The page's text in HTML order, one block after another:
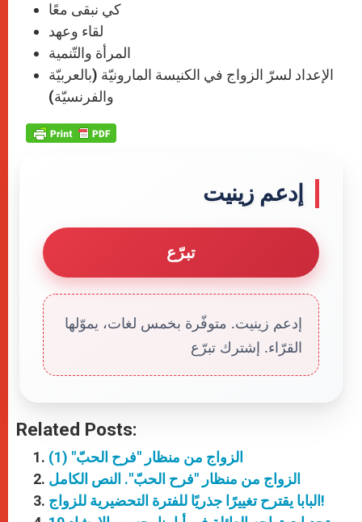
كي نبقى معًا
لقاء وعهد
المرأة والتّنمية
الإعداد لسرّ الزواج في الكنيسة المارونيّة (بالعربيّة
والفرنسيّة)
إدعم زينيت
تبرّع
إدعم زينيت. متوفّرة بخمس لغات، يموّلها
القرّاء. إشترك تبرّع
Related Posts:
الزواج من منظار "فرح الحبّ" (1)
الزواج من منظار "فرح الحبّ". النص الكامل
البابا يقترح تغييرًا جذريًا للفترة التحضيرية للزواج!